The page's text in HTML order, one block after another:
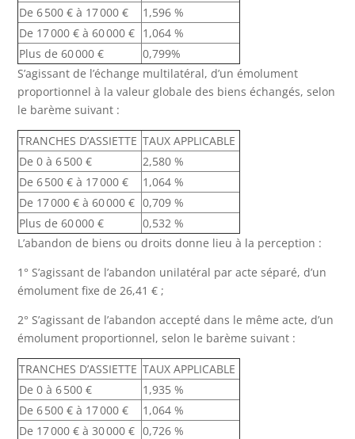
De 6 500 € à 17 000 €
1,596 %
De 17 000 € à 60 000 € 1,064 %
Plus de 60 000 €
0,799%
S’agissant de l’échange multilatéral, d’un émolument
proportionnel à la valeur globale des biens échangés, selon
le barème suivant :
TRANCHES D’ASSIETTE TAUX APPLICABLE
De 0 à 6 500 €
2,580 %
De 6 500 € à 17 000 €
1,064 %
De 17 000 € à 60 000 € 0,709 %
Plus de 60 000 €
0,532 %
L’abandon de biens ou droits donne lieu à la perception :
1° S’agissant de l’abandon unilatéral par acte séparé, d’un
émolument fixe de 26,41 € ;
2° S’agissant de l’abandon accepté dans le même acte, d’un
émolument proportionnel, selon le barème suivant :
TRANCHES D’ASSIETTE TAUX APPLICABLE
De 0 à 6 500 €
1,935 %
De 6 500 € à 17 000 €
1,064 %
De 17 000 € à 30 000 € 0,726 %